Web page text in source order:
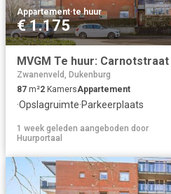
Appartement·te huur
€ 1.175
MVGM Te huur:
Zwanenveld, Dukenburg
87 m²2 KamersAppartement
·Opslagruimte·Parkeerplaats
1 week geleden aangeboden door
Huurportaal